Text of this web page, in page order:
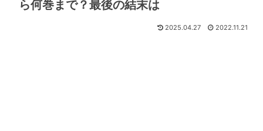
ら何巻まで？最後の結末は
2025.04.27 2022.11.21